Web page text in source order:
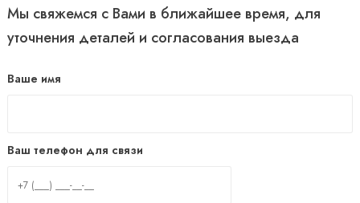
Мы свяжемся с Вами в ближайшее время, для
уточнения деталей и согласования выезда
Ваше имя
Ваш телефон для связи